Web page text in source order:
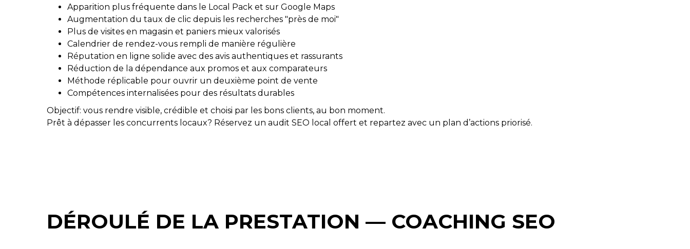
Apparition plus fréquente dans le Local Pack et sur Google Maps
Augmentation du taux de clic depuis les recherches "près de moi"
Plus de visites en magasin et paniers mieux valorisés
Calendrier de rendez-vous rempli de manière régulière
Réputation en ligne solide avec des avis authentiques et rassurants
Réduction de la dépendance aux promos et aux comparateurs
Méthode réplicable pour ouvrir un deuxième point de vente
Compétences internalisées pour des résultats durables
Objectif: vous rendre visible, crédible et choisi par les bons clients, au bon moment.
Prêt à dépasser les concurrents locaux? Réservez un audit SEO local offert et repartez avec un plan d’actions priorisé.
DÉROULÉ DE LA PRESTATION — COACHING SEO